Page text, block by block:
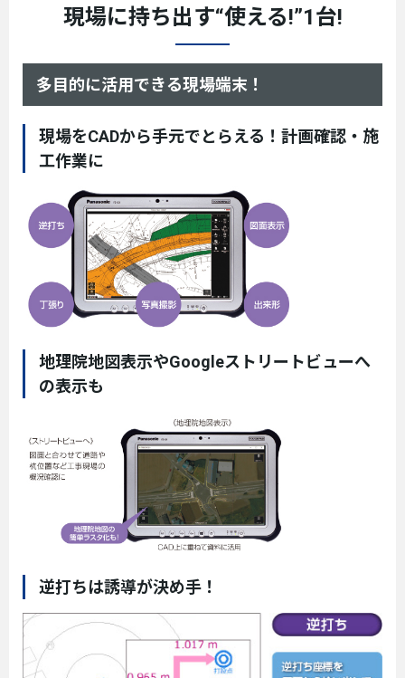
現場に持ち出す“使える!”1台!
多目的に活用できる現場端末！
現場をCADから手元でとらえる！計画確認・施
工作業に
地理院地図表示やGoogleストリートビューへ
の表示も
逆打ちは誘導が決め手！